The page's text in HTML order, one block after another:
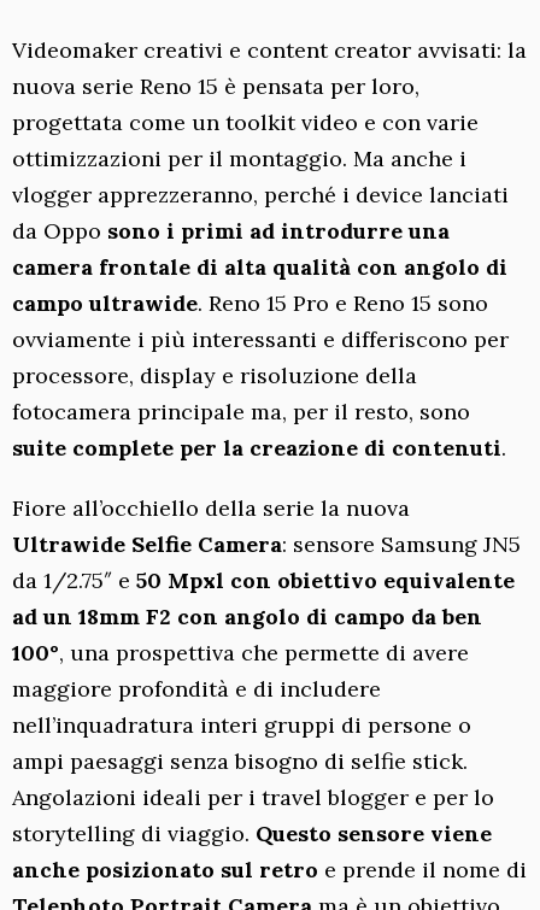
Videomaker creativi e content creator avvisati: la
nuova serie Reno 15 è pensata per loro,
progettata come un toolkit video e con varie
ottimizzazioni per il montaggio. Ma anche i
vlogger apprezzeranno, perché i device lanciati
da Oppo sono i primi ad introdurre una
camera frontale di alta qualità con angolo di
campo ultrawide. Reno 15 Pro e Reno 15 sono
ovviamente i più interessanti e differiscono per
processore, display e risoluzione della
fotocamera principale ma, per il resto, sono
suite complete per la creazione di contenuti.
Fiore all’occhiello della serie la nuova
Ultrawide Selfie Camera: sensore Samsung JN5
da 1/2.75″ e 50 Mpxl con obiettivo equivalente
ad un 18mm F2 con angolo di campo da ben
100°, una prospettiva che permette di avere
maggiore profondità e di includere
nell’inquadratura interi gruppi di persone o
ampi paesaggi senza bisogno di selfie stick.
Angolazioni ideali per i travel blogger e per lo
storytelling di viaggio. Questo sensore viene
anche posizionato sul retro e prende il nome di